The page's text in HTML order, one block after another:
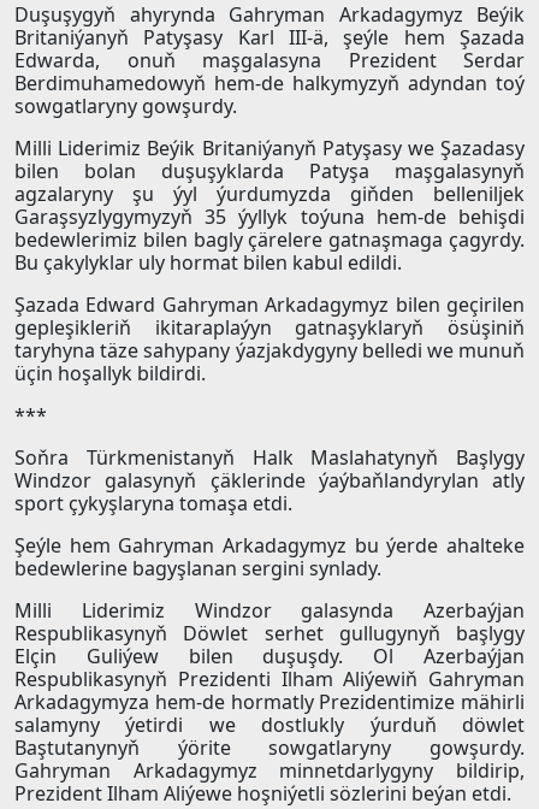
Duşuşygyň ahyrynda Gahryman Arkadagymyz Beýik
Britaniýanyň Patyşasy Karl III-ä, şeýle hem Şazada
Edwarda, onuň maşgalasyna Prezident Serdar
Berdimuhamedowyň hem-de halkymyzyň adyndan toý
sowgatlaryny gowşurdy.
Milli Liderimiz Beýik Britaniýanyň Patyşasy we Şazadasy
bilen bolan duşuşyklarda Patyşa maşgalasynyň
agzalaryny şu ýyl ýurdumyzda giňden belleniljek
Garaşsyzlygymyzyň 35 ýyllyk toýuna hem-de behişdi
bedewlerimiz bilen bagly çärelere gatnaşmaga çagyrdy.
Bu çakylyklar uly hormat bilen kabul edildi.
Şazada Edward Gahryman Arkadagymyz bilen geçirilen
gepleşikleriň ikitaraplaýyn gatnaşyklaryň ösüşiniň
taryhyna täze sahypany ýazjakdygyny belledi we munuň
üçin hoşallyk bildirdi.
***
Soňra Türkmenistanyň Halk Maslahatynyň Başlygy
Windzor galasynyň çäklerinde ýaýbaňlandyrylan atly
sport çykyşlaryna tomaşa etdi.
Şeýle hem Gahryman Arkadagymyz bu ýerde ahalteke
bedewlerine bagyşlanan sergini synlady.
Milli Liderimiz Windzor galasynda Azerbaýjan
Respublikasynyň Döwlet serhet gullugynyň başlygy
Elçin Guliýew bilen duşuşdy. Ol Azerbaýjan
Respublikasynyň Prezidenti Ilham Aliýewiň Gahryman
Arkadagymyza hem-de hormatly Prezidentimize mähirli
salamyny ýetirdi we dostlukly ýurduň döwlet
Baştutanynyň ýörite sowgatlaryny gowşurdy.
Gahryman Arkadagymyz minnetdarlygyny bildirip,
Prezident Ilham Aliýewe hoşniýetli sözlerini beýan etdi.